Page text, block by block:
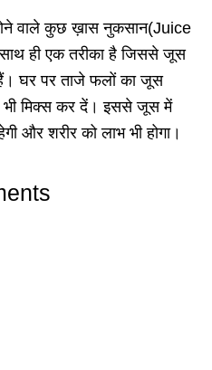
वाले कुछ ख़ास नुकसान(Juice
ही एक तरीका है जिससे जूस
घर पर ताजे फलों का जूस
भी मिक्स कर दें। इससे जूस में
और शरीर को लाभ भी होगा।